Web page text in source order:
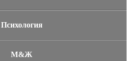
Психология
М&Ж